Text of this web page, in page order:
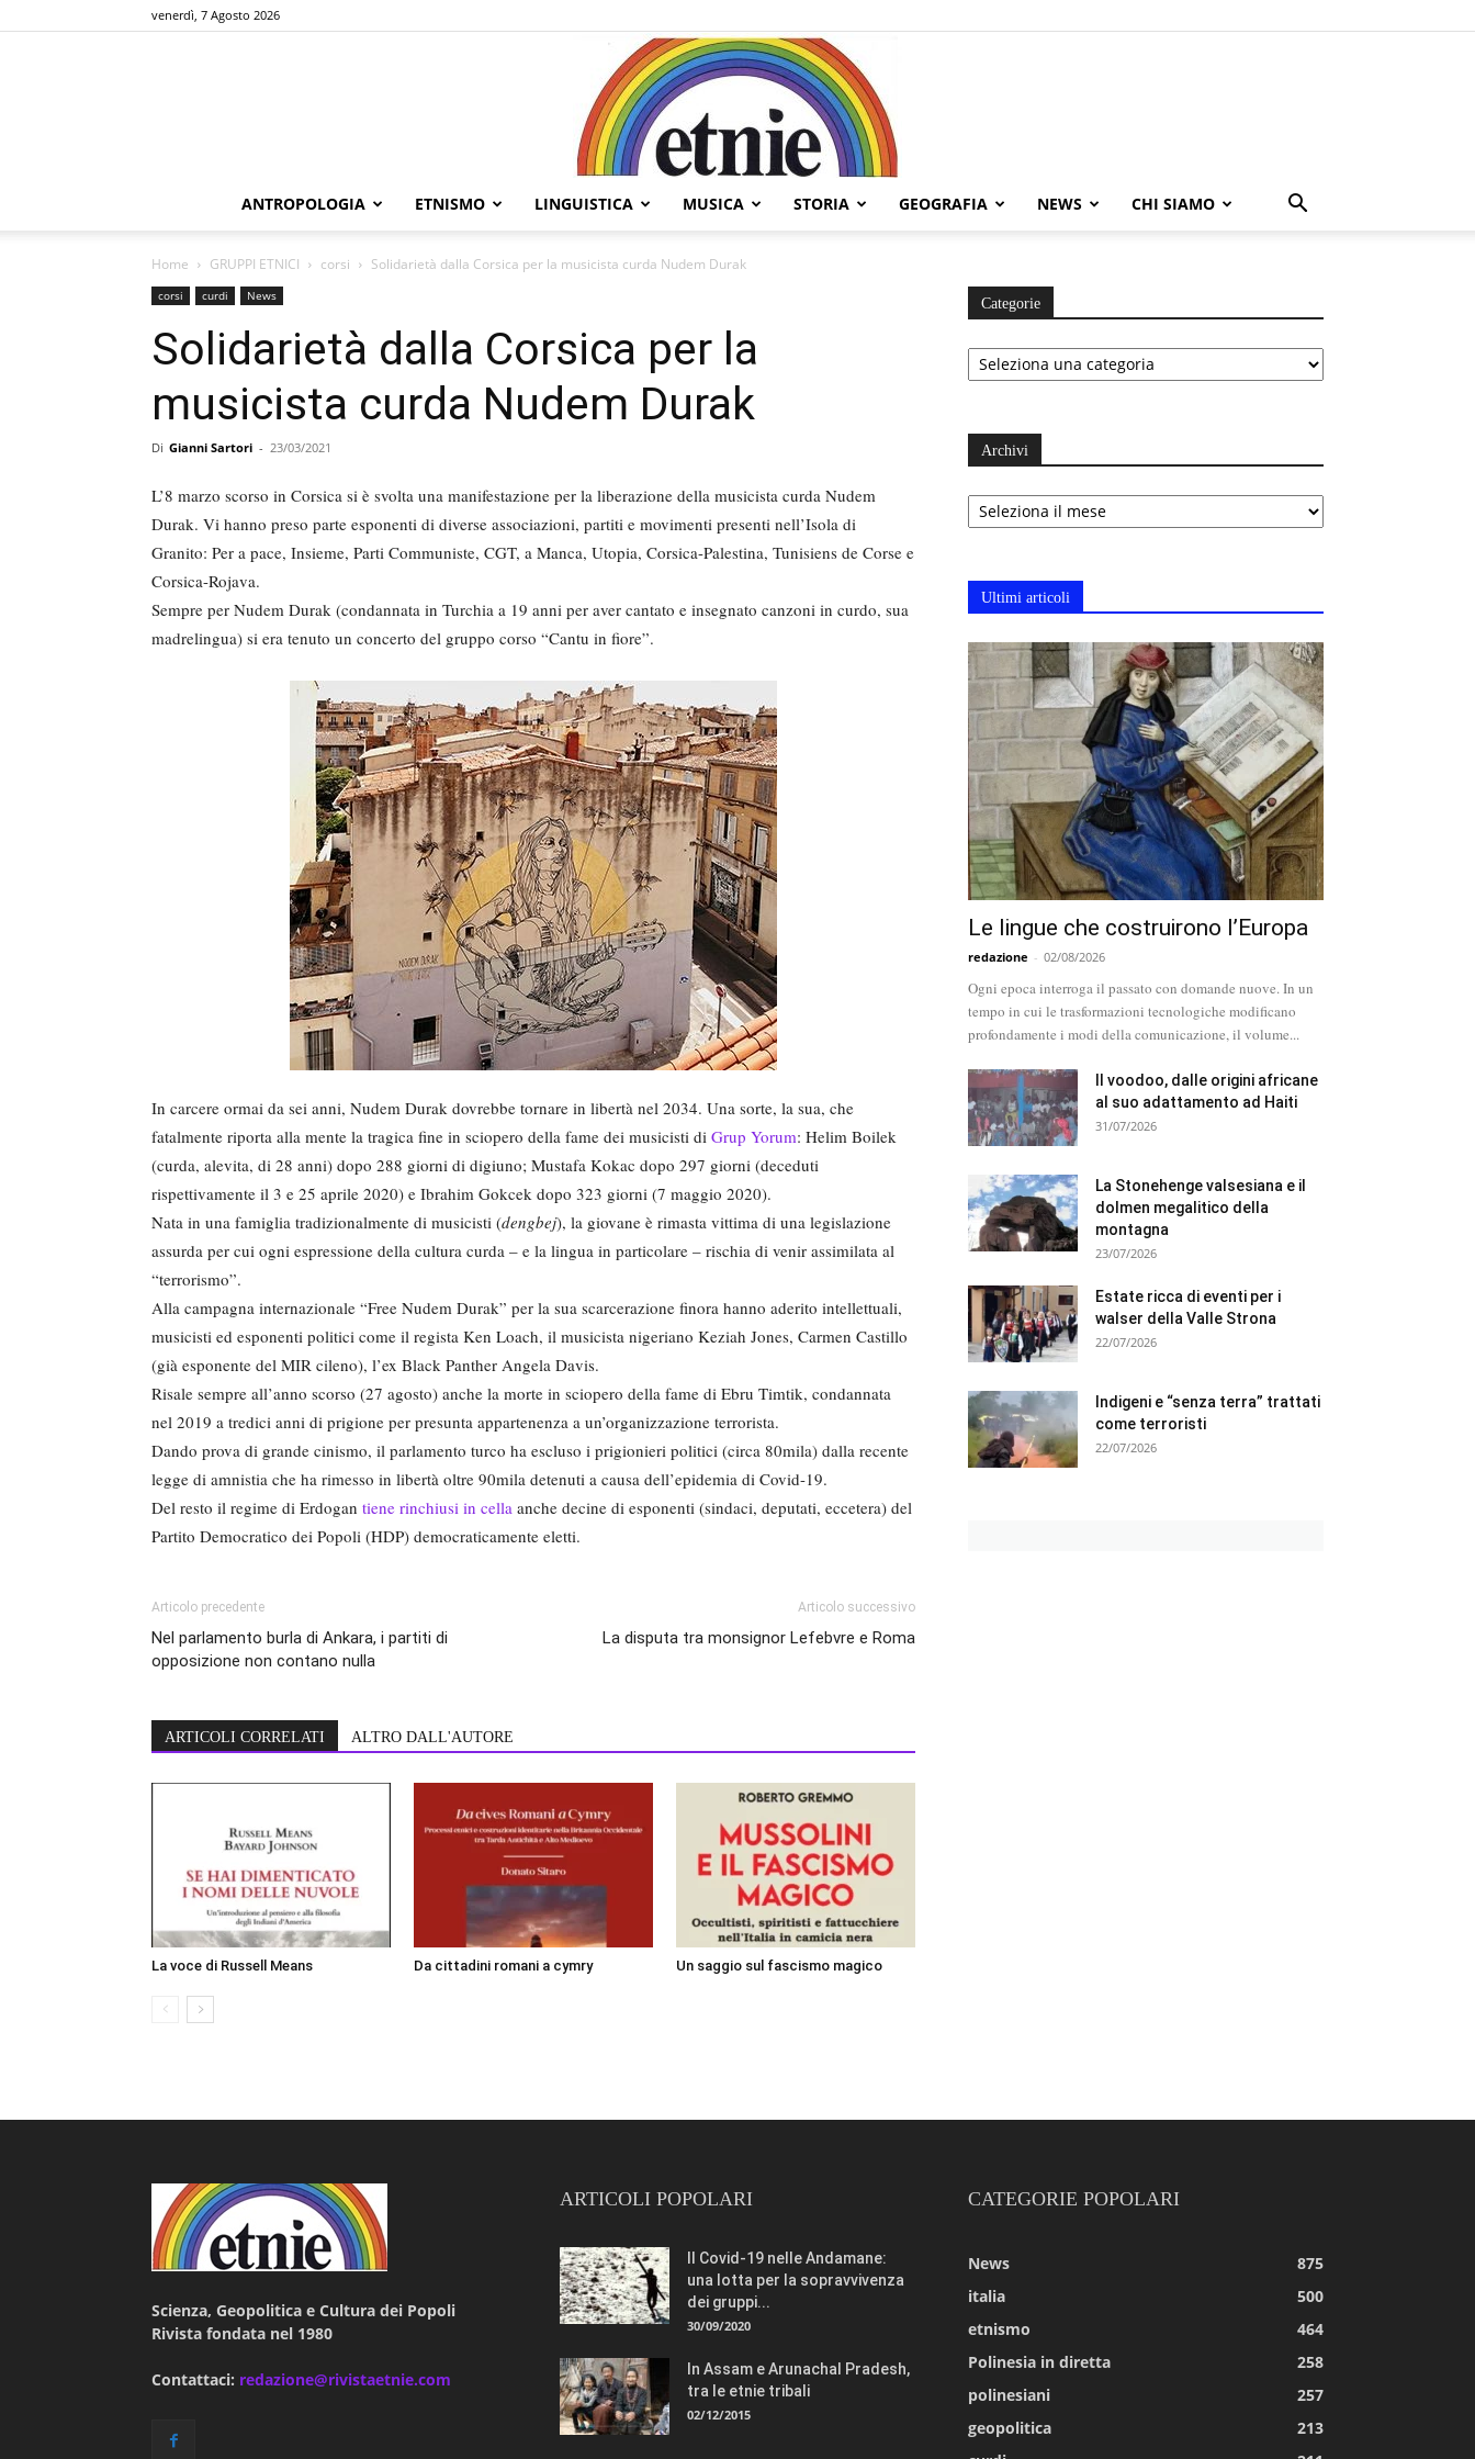
venerdì, 7 Agosto 2026
ANTROPOLOGIA ETNISMO LINGUISTICA MUSICA STORIA GEOGRAFIA NEWS CHI SIAMO
Home GRUPPI ETNICI corsi Solidarietà dalla Corsica per la musicista curda Nudem Durak
corsi curdi News
Solidarietà dalla Corsica per la
musicista curda Nudem Durak
Di Gianni Sartori - 23/03/2021
L’8 marzo scorso in Corsica si è svolta una manifestazione per la liberazione della musicista curda Nudem
Durak. Vi hanno preso parte esponenti di diverse associazioni, partiti e movimenti presenti nell’Isola di
Granito: Per a pace, Insieme, Parti Communiste, CGT, a Manca, Utopia, Corsica-Palestina, Tunisiens de Corse e
Corsica-Rojava.
Sempre per Nudem Durak (condannata in Turchia a 19 anni per aver cantato e insegnato canzoni in curdo, sua
madrelingua) si era tenuto un concerto del gruppo corso “Cantu in fiore”.
In carcere ormai da sei anni, Nudem Durak dovrebbe tornare in libertà nel 2034. Una sorte, la sua, che
fatalmente riporta alla mente la tragica fine in sciopero della fame dei musicisti di Grup Yorum: Helim Boilek
(curda, alevita, di 28 anni) dopo 288 giorni di digiuno; Mustafa Kokac dopo 297 giorni (deceduti
rispettivamente il 3 e 25 aprile 2020) e Ibrahim Gokcek dopo 323 giorni (7 maggio 2020).
Nata in una famiglia tradizionalmente di musicisti (dengbej), la giovane è rimasta vittima di una legislazione
assurda per cui ogni espressione della cultura curda – e la lingua in particolare – rischia di venir assimilata al
“terrorismo”.
Alla campagna internazionale “Free Nudem Durak” per la sua scarcerazione finora hanno aderito intellettuali,
musicisti ed esponenti politici come il regista Ken Loach, il musicista nigeriano Keziah Jones, Carmen Castillo
(già esponente del MIR cileno), l’ex Black Panther Angela Davis.
Risale sempre all’anno scorso (27 agosto) anche la morte in sciopero della fame di Ebru Timtik, condannata
nel 2019 a tredici anni di prigione per presunta appartenenza a un’organizzazione terrorista.
Dando prova di grande cinismo, il parlamento turco ha escluso i prigionieri politici (circa 80mila) dalla recente
legge di amnistia che ha rimesso in libertà oltre 90mila detenuti a causa dell’epidemia di Covid-19.
Del resto il regime di Erdogan tiene rinchiusi in cella anche decine di esponenti (sindaci, deputati, eccetera) del
Partito Democratico dei Popoli (HDP) democraticamente eletti.
Articolo precedente
Nel parlamento burla di Ankara, i partiti di
opposizione non contano nulla
Articolo successivo
La disputa tra monsignor Lefebvre e Roma
ARTICOLI CORRELATI ALTRO DALL'AUTORE
La voce di Russell Means Da cittadini romani a cymry Un saggio sul fascismo magico
Categorie
Categorie
Archivi
Archivi
Ultimi articoli
Le lingue che costruirono l’Europa
redazione - 02/08/2026
Ogni epoca interroga il passato con domande nuove. In un
tempo in cui le trasformazioni tecnologiche modificano
profondamente i modi della comunicazione, il volume...
Il voodoo, dalle origini africane
al suo adattamento ad Haiti
31/07/2026
La Stonehenge valsesiana e il
dolmen megalitico della
montagna
23/07/2026
Estate ricca di eventi per i
walser della Valle Strona
22/07/2026
Indigeni e “senza terra” trattati
come terroristi
22/07/2026
Scienza, Geopolitica e Cultura dei Popoli
Rivista fondata nel 1980
Contattaci: redazione@rivistaetnie.com
ARTICOLI POPOLARI
Il Covid-19 nelle Andamane:
una lotta per la sopravvivenza
dei gruppi...
30/09/2020
In Assam e Arunachal Pradesh,
tra le etnie tribali
02/12/2015
CATEGORIE POPOLARI
News
875
italia
500
etnismo
464
Polinesia in diretta
258
polinesiani
257
geopolitica
213